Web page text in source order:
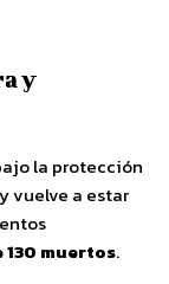
y
la protección
vuelve a estar
130 muertos.